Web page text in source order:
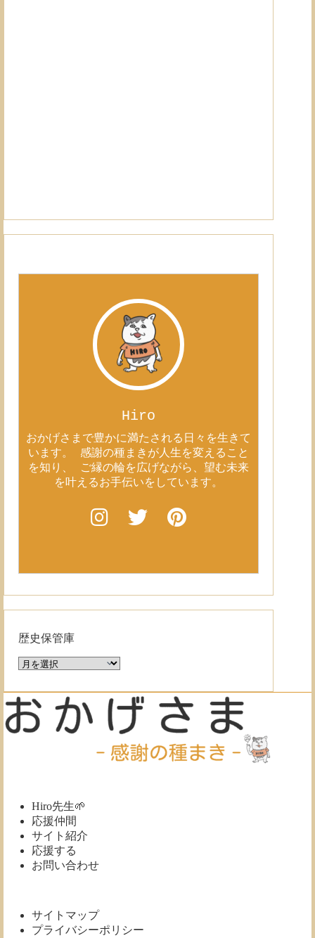
Hiro
おかげさまで豊かに満たされる日々を生きて
います。 感謝の種まきが人生を変えること
を知り、 ご縁の輪を広げながら、望む未来
を叶えるお手伝いをしています。
歴史保管庫
歴
保
管
庫
Hiro先生🌱
応援仲間
サイト紹介
応援する
お問い合わせ
サイトマップ
プライバシーポリシー